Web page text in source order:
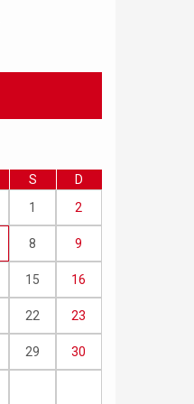
S
D
1
2
8 9
15 16
22 23
29 30